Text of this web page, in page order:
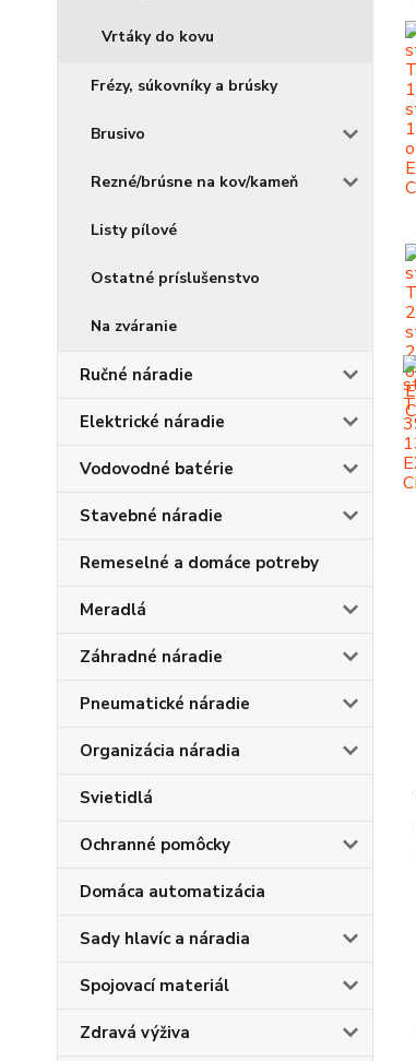
Vrtáky do kovu
Frézy, súkovníky a brúsky
Brusivo
Rezné/brúsne na kov/kameň
Listy pílové
Ostatné príslušenstvo
Na zváranie
Ručné náradie
Elektrické náradie
Vodovodné batérie
Stavebné náradie
Remeselné a domáce potreby
Meradlá
Záhradné náradie
Pneumatické náradie
Organizácia náradia
Svietidlá
Ochranné pomôcky
Domáca automatizácia
Sady hlavíc a náradia
Spojovací materiál
Zdravá výživa